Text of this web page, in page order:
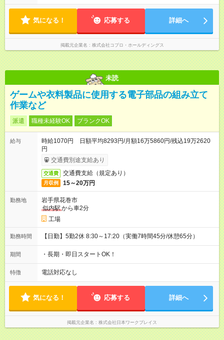
方を大切にしています。
気になる！ 応募する 詳細へ
掲載元企業名 株式会社コプロ・ホールディングス
未読
ゲームや衣料製品に使用する電子部品の組み立て
作業など
派遣 職種未経験OK ブランクOK
給与
時給1070円 日額平均8293円/月額16万5860円/残込19万2620
円
交通費別途支給あり
交通費 交通費支給（規定あり）
月収例 15～20万円
勤務地
岩手県花巻市
似内駅から車2分
工場
勤務時間 【日勤】5勤2休 8:30～17:20（実働7時間45分/休憩65分）
期間 ・長期・即日スタートOK！
特徴 電話対応なし
気になる！ 応募する 詳細へ
掲載元企業名 株式会社日本ワークプレイス